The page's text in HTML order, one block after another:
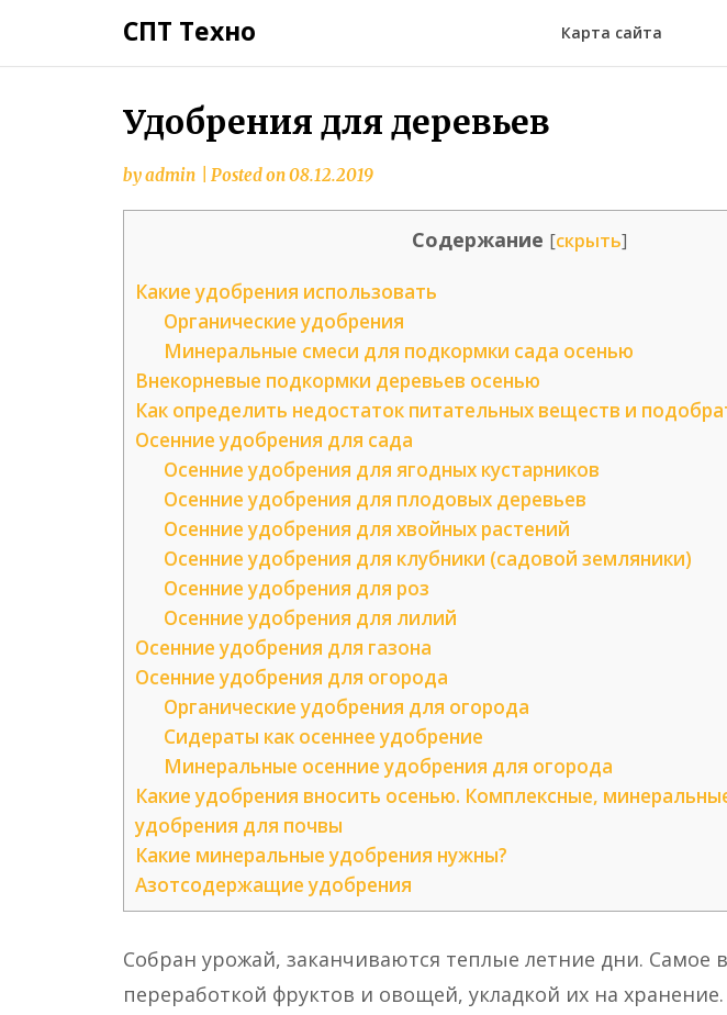
СПТ Техно Карта сайта
Удобрения для деревьев
byadmin Posted on08.12.2019
Содержание [скрыть]
Какие удобрения использовать
Органические удобрения
Минеральные смеси для подкормки сада осенью
Внекорневые подкормки деревьев осенью
Как определить недостаток питательных веществ и
Осенние удобрения для сада
Осенние удобрения для ягодных кустарников
Осенние удобрения для плодовых деревьев
Осенние удобрения для хвойных растений
Осенние удобрения для клубники (садовой земляники)
Осенние удобрения для роз
Осенние удобрения для лилий
Осенние удобрения для газона
Осенние удобрения для огорода
Органические удобрения для огорода
Сидераты как осеннее удобрение
Минеральные осенние удобрения для огорода
Какие удобрения вносить осенью. Комплексные,
удобрения для почвы
Какие минеральные удобрения нужны?
Азотсодержащие удобрения
Собран урожай, заканчиваются теплые летние дни. Самое
переработкой фруктов и овощей, укладкой их на